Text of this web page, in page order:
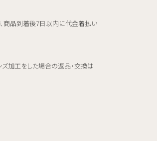
商品到着後7日以内に代金着払い
ズ加工をした場合の返品・交換は